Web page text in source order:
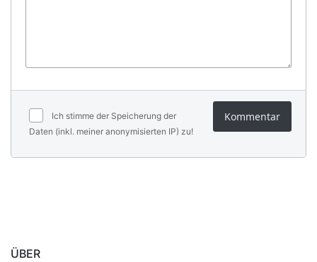
Ich stimme der Speicherung der
Daten (inkl. meiner anonymisierten IP) zu!
Kommentar
ÜBER